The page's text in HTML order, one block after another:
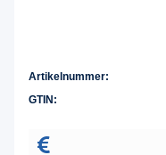
Artikelnummer:
GTIN: